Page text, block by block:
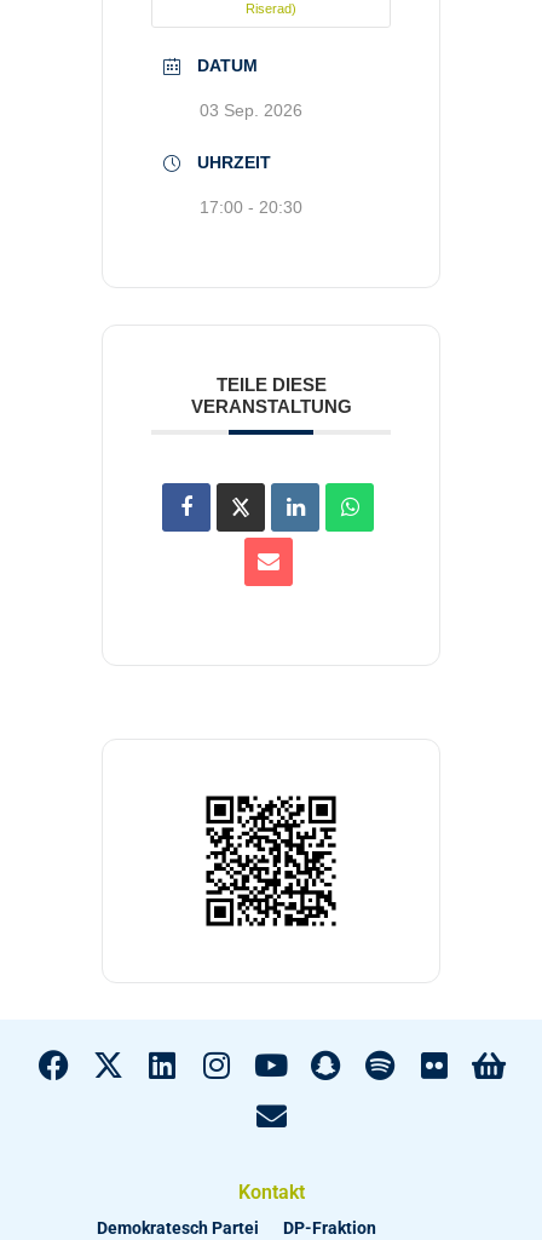
Riserad)
DATUM
03 Sep. 2026
UHRZEIT
17:00 - 20:30
TEILE DIESE
VERANSTALTUNG
Kontakt
Demokratesch Partei DP-Fraktion